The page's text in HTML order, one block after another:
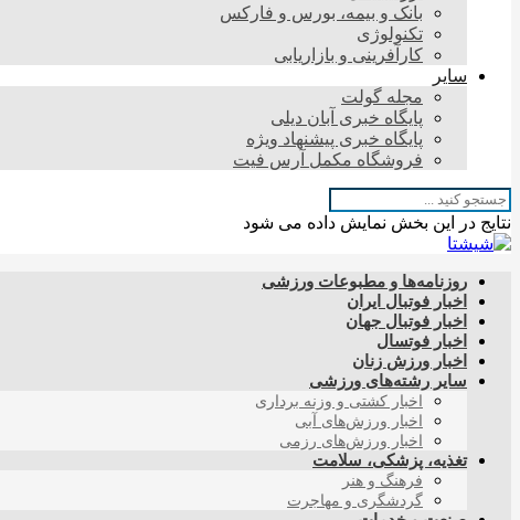
بانک و بیمه، بورس و فارکس
تکنولوژی
کارآفرینی و بازاریابی
سایر
مجله گولت
پایگاه خبری آبان دیلی
پایگاه خبری پیشنهاد ویژه
فروشگاه مکمل آرس فیت
نتایج در این بخش نمایش داده می شود
روزنامه‌ها و مطبوعات ورزشی
اخبار فوتبال ایران
اخبار فوتبال جهان
اخبار فوتسال
اخبار ورزش زنان
سایر رشته‌های ورزشی
اخبار کشتی و وزنه برداری
اخبار ورزش‌های آبی
اخبار ورزش‌های رزمی
تغذیه، پزشکی، سلامت
فرهنگ و هنر
گردشگری و مهاجرت